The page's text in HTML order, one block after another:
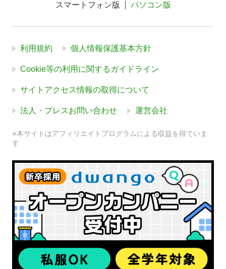
スマートフォン版 パソコン版
利用規約 個人情報保護基本方針
Cookie等の利用に関するガイドライン
サイトアクセス情報の取得について
法人・プレスお問い合わせ 運営会社
※本サイトはアフィリエイトプログラムによる収益を得ていま
す